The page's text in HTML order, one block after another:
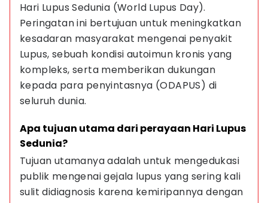
Hari Lupus Sedunia (World Lupus Day).
Peringatan ini bertujuan untuk meningkatkan
kesadaran masyarakat mengenai penyakit
Lupus, sebuah kondisi autoimun kronis yang
kompleks, serta memberikan dukungan
kepada para penyintasnya (ODAPUS) di
seluruh dunia.
Apa tujuan utama dari perayaan Hari Lupus
Sedunia?
Tujuan utamanya adalah untuk mengedukasi
publik mengenai gejala lupus yang sering kali
sulit didiagnosis karena kemiripannya dengan